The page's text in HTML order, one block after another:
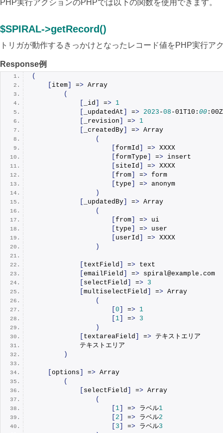
PHP実行アクションのPHPでは以下の関数を使用できます。
$SPIRAL->getRecord()
トリガが動作するきっかけとなったレコード値をPHP実行ア
Response例
(
item => Array
(
_id =>
1
_updatedAt => 2023 -08 -01T10: 00 :00Z
_revision =>
1
_createdBy => Array
(
formId => XXXX
formType => insert
siteId => XXXX
from => form
type => anonym
)
_updatedBy => Array
(
from => ui
type => user
userId => XXXX
)
textField => text
emailField => spiral@example.com
selectField =>
3
multiselectField => Array
(
0 =>
1
1 =>
3
)
textareaField => テキストエリア
            テキストエリア
)
options => Array
(
selectField => Array
(
1 => ラベル1
2 => ラベル2
3 => ラベル3